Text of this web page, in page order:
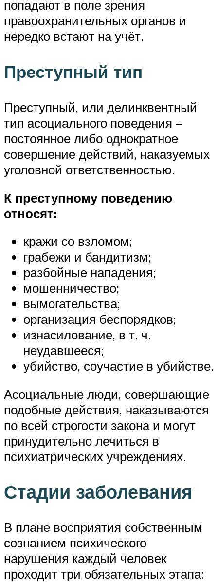
попадают в поле зрения
правоохранительных органов и
нередко встают на учёт.
Преступный тип
Преступный, или делинквентный
тип асоциального поведения –
постоянное либо однократное
совершение действий, наказуемых
уголовной ответственностью.
К преступному поведению
относят:
кражи со взломом;
грабежи и бандитизм;
разбойные нападения;
мошенничество;
вымогательства;
организация беспорядков;
изнасилование, в т. ч.
неудавшееся;
убийство, соучастие в убийстве.
Асоциальные люди, совершающие
подобные действия, наказываются
по всей строгости закона и могут
принудительно лечиться в
психиатрических учреждениях.
Стадии заболевания
В плане восприятия собственным
сознанием психического
нарушения каждый человек
проходит три обязательных этапа: